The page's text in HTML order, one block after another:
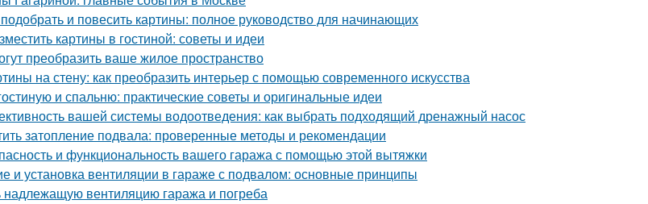
и повесить картины: полное руководство для начинающих
картины в гостиной: советы и идеи
преобразить ваше жилое пространство
на стену: как преобразить интерьер с помощью современного искусства
и спальню: практические советы и оригинальные идеи
вашей системы водоотведения: как выбрать подходящий дренажный насос
затопление подвала: проверенные методы и рекомендации
и функциональность вашего гаража с помощью этой вытяжки
и установка вентиляции в гараже с подвалом: основные принципы
надлежащую вентиляцию гаража и погреба